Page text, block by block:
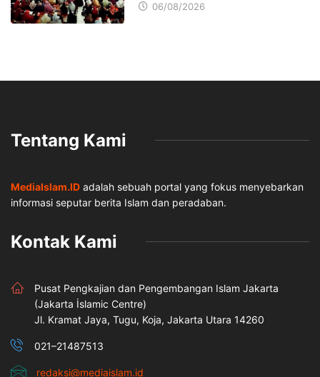
06/08/2026
Tentang Kami
MediaIslam.ID adalah sebuah portal yang fokus menyebarkan
informasi seputar berita Islam dan peradaban.
Kontak Kami
Pusat Pengkajian dan Pengembangan Islam Jakarta
(Jakarta İslamic Centre)
Jl. Kramat Jaya, Tugu, Koja, Jakarta Utara 14260
021–21487513
redaksi@mediaislam.id